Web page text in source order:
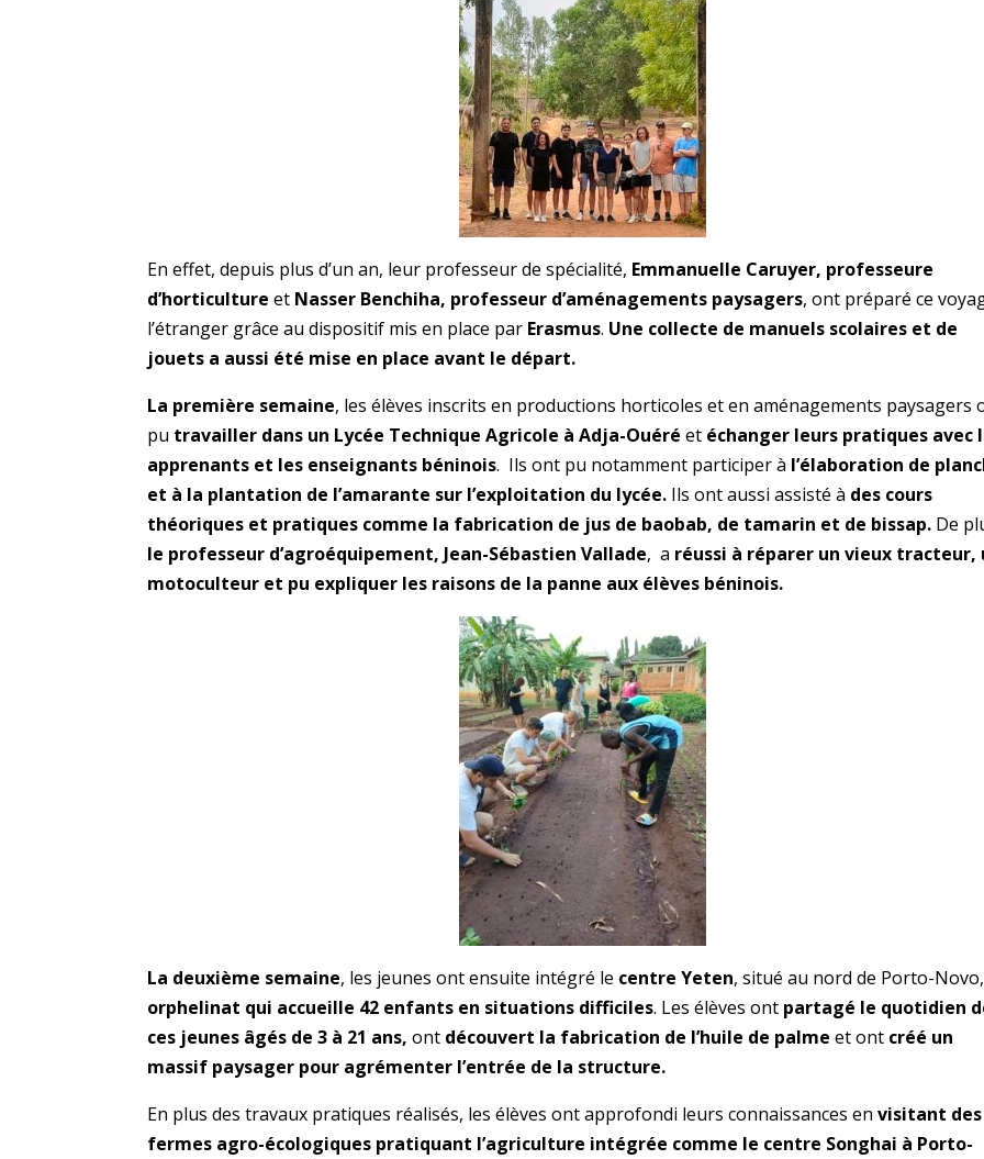
En effet, depuis plus d’un an, leur professeur de spécialité, Emmanuelle Caruyer, professeure
d’horticulture et Nasser Benchiha, professeur d’aménagements paysagers, ont préparé ce
l’étranger grâce au dispositif mis en place par Erasmus. Une collecte de manuels scolaires et de
jouets a aussi été mise en place avant le départ.
La première semaine, les élèves inscrits en productions horticoles et en aménagements paysagers
pu travailler dans un Lycée Technique Agricole à Adja-Ouéré et échanger leurs pratiques avec
apprenants et les enseignants béninois. Ils ont pu notamment participer à l’élaboration de
et à la plantation de l’amarante sur l’exploitation du lycée. Ils ont aussi assisté à des cours
théoriques et pratiques comme la fabrication de jus de baobab, de tamarin et de bissap. De
le professeur d’agroéquipement, Jean-Sébastien Vallade, a réussi à réparer un vieux tracteur,
motoculteur et pu expliquer les raisons de la panne aux élèves béninois.
La deuxième semaine, les jeunes ont ensuite intégré le centre Yeten, situé au nord de Porto-
orphelinat qui accueille 42 enfants en situations difficiles. Les élèves ont partagé le quotidien
ces jeunes âgés de 3 à 21 ans, ont découvert la fabrication de l’huile de palme et ont créé un
massif paysager pour agrémenter l’entrée de la structure.
En plus des travaux pratiques réalisés, les élèves ont approfondi leurs connaissances envisitant des
fermes agro-écologiques pratiquant l’agriculture intégrée comme le centre Songhai à Porto-